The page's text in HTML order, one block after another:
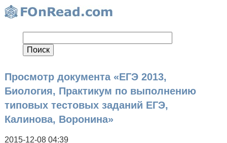
Просмотр документа «ЕГЭ 2013,
Биология, Практикум по выполнению
типовых тестовых заданий ЕГЭ,
Калинова, Воронина»
2015-12-08 04:39